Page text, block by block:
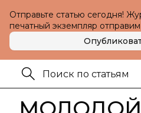
Отправьте статью сегодня!
печатный экземпляр отправим